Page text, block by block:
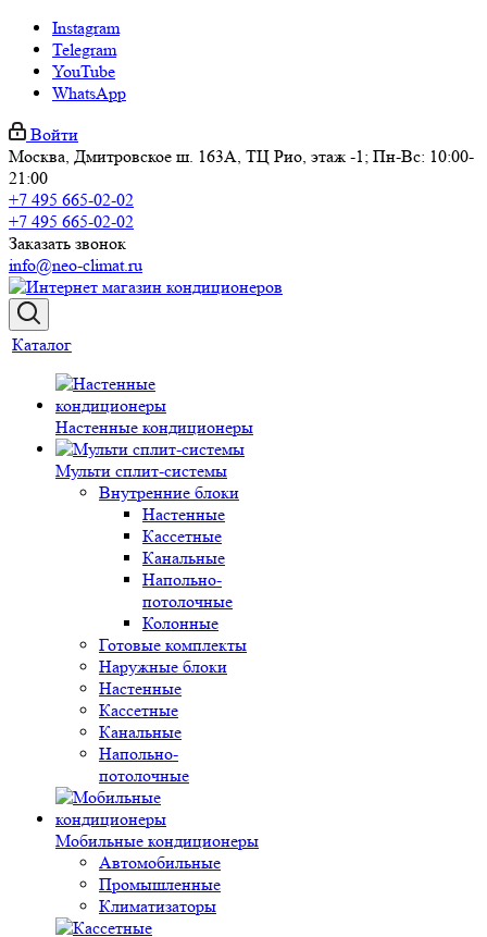
Instagram
Telegram
YouTube
WhatsApp
Войти
Москва, Дмитровское ш. 163А, ТЦ Рио, этаж -1; Пн-Вс: 10:00-
21:00
+7 495 665-02-02
+7 495 665-02-02
Заказать звонок
info@neo-climat.ru
Каталог
Настенные кондиционеры
Мульти сплит-системы
Внутренние блоки
Настенные
Кассетные
Канальные
Напольно-
потолочные
Колонные
Готовые комплекты
Наружные блоки
Настенные
Кассетные
Канальные
Напольно-
потолочные
Мобильные кондиционеры
Автомобильные
Промышленные
Климатизаторы